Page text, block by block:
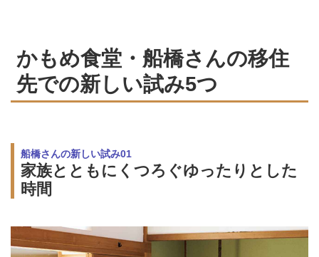
かもめ食堂・船橋さんの移住
先での新しい試み5つ
船橋さんの新しい試み01
家族とともにくつろぐゆったりとした
時間